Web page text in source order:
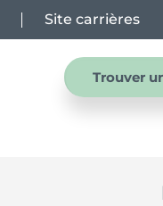
Site carrières
Trouver